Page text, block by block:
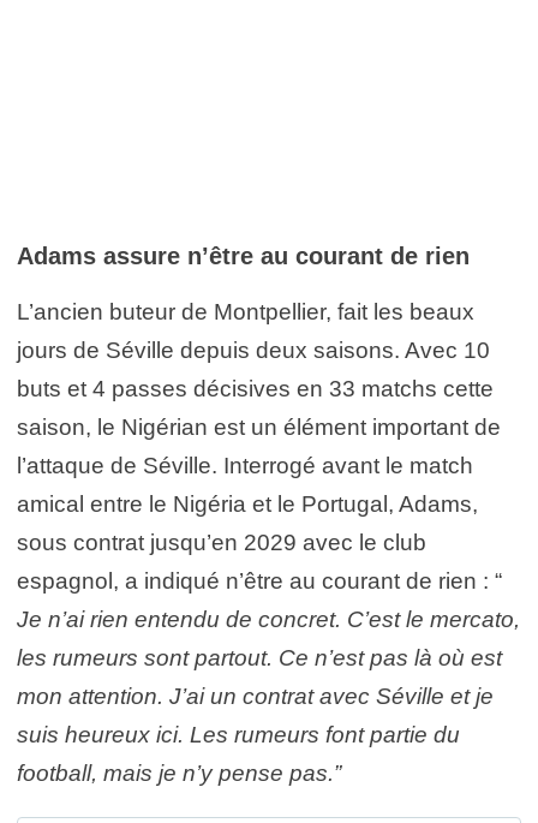
Adams assure n’être au courant de rien
L’ancien buteur de Montpellier, fait les beaux
jours de Séville depuis deux saisons. Avec 10
buts et 4 passes décisives en 33 matchs cette
saison, le Nigérian est un élément important de
l’attaque de Séville. Interrogé avant le match
amical entre le Nigéria et le Portugal, Adams,
sous contrat jusqu’en 2029 avec le club
espagnol, a indiqué n’être au courant de rien : “
Je n’ai rien entendu de concret. C’est le mercato,
les rumeurs sont partout. Ce n’est pas là où est
mon attention. J’ai un contrat avec Séville et je
suis heureux ici. Les rumeurs font partie du
football, mais je n’y pense pas.”